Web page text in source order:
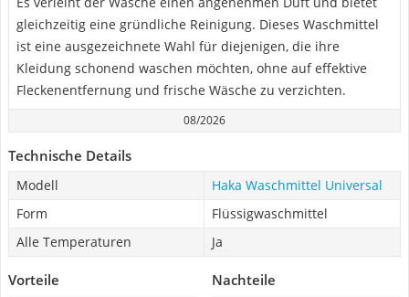
gleichzeitig eine gründliche Reinigung. Dieses Waschmittel
ist eine ausgezeichnete Wahl für diejenigen, die ihre
Kleidung schonend waschen möchten, ohne auf effektive
Fleckenentfernung und frische Wäsche zu verzichten.
08/2026
Technische Details
Modell
Haka Waschmittel Universal
Form
Flüssigwaschmittel
Alle Temperaturen
Ja
Vorteile Nachteile